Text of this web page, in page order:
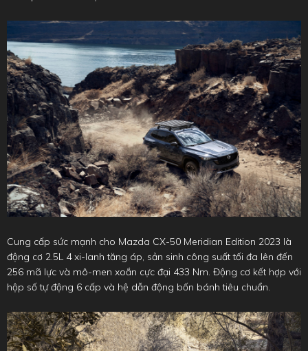
Cung cấp sức mạnh cho Mazda CX-50 Meridian Edition 2023 là
động cơ 2.5L 4 xi-lanh tăng áp, sản sinh công suất tối đa lên đến
256 mã lực và mô-men xoắn cực đại 433 Nm. Động cơ kết hợp với
hộp số tự động 6 cấp và hệ dẫn động bốn bánh tiêu chuẩn.